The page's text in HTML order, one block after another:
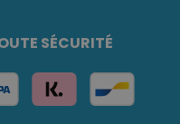
SÉCURITÉ